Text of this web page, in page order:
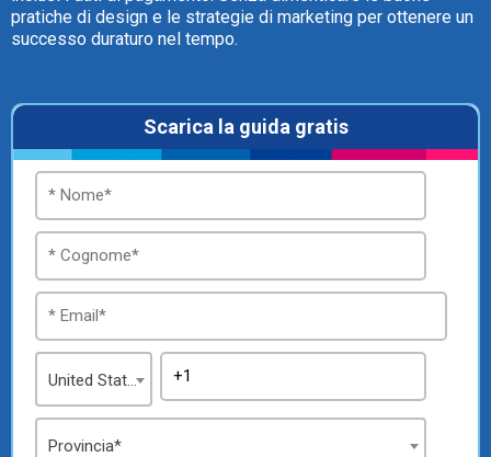
Financial Solutions
TeamSystem Corporate
TeamSystem Store
pratiche di design e le strategie di marketing per ottenere un
successo duraturo nel tempo.
Scarica la guida gratis
United States
Provincia*